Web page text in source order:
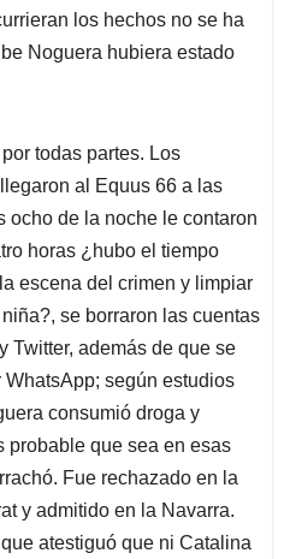
los hechos no se ha
Noguera hubiera estado
todas partes. Los
al Equus 66 a las
ocho de la noche le contaron
horas ¿hubo el tiempo
escena del crimen y limpiar
se borraron las cuentas
Twitter, además de que se
según estudios
consumió droga y
probable que sea en esas
Fue rechazado en la
y admitido en la Navarra.
atestiguó que ni Catalina